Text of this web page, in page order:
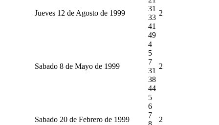
Jueves 12 de Agosto de 1999
31
33
41
49
2
Sabado 8 de Mayo de 1999
4
5
7
31
38
44
2
Sabado 20 de Febrero de 1999
5
6
7
2